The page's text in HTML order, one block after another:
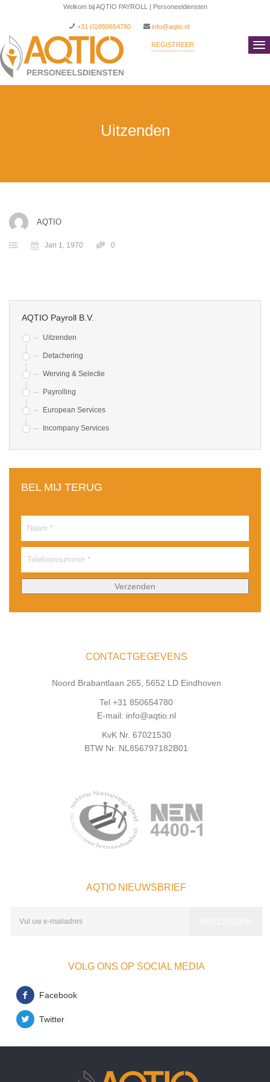
Welkom bij AQTIO PAYROLL | Personeeldiensten
+31 (0)850654780 info@aqtio.nl
REGISTREER
Uitzenden
AQTIO
Jan 1, 1970 0
AQTIO Payroll B.V.
Uitzenden
Detachering
Werving & Selectie
Payrolling
European Services
Incompany Services
BEL MIJ TERUG
CONTACTGEGEVENS
Noord Brabantlaan 265, 5652 LD Eindhoven
Tel +31 850654780
E-mail: info@aqtio.nl
KvK Nr. 67021530
BTW Nr. NL856797182B01
AQTIO NIEUWSBRIEF
VOLG ONS OP SOCIAL MEDIA
Facebook
Twitter